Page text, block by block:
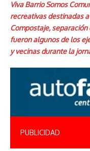
Viva Barrio Somos
recreativas destinadas
Compostaje,
fueron algunos de los
y vecinas durante la
PUBLICIDAD